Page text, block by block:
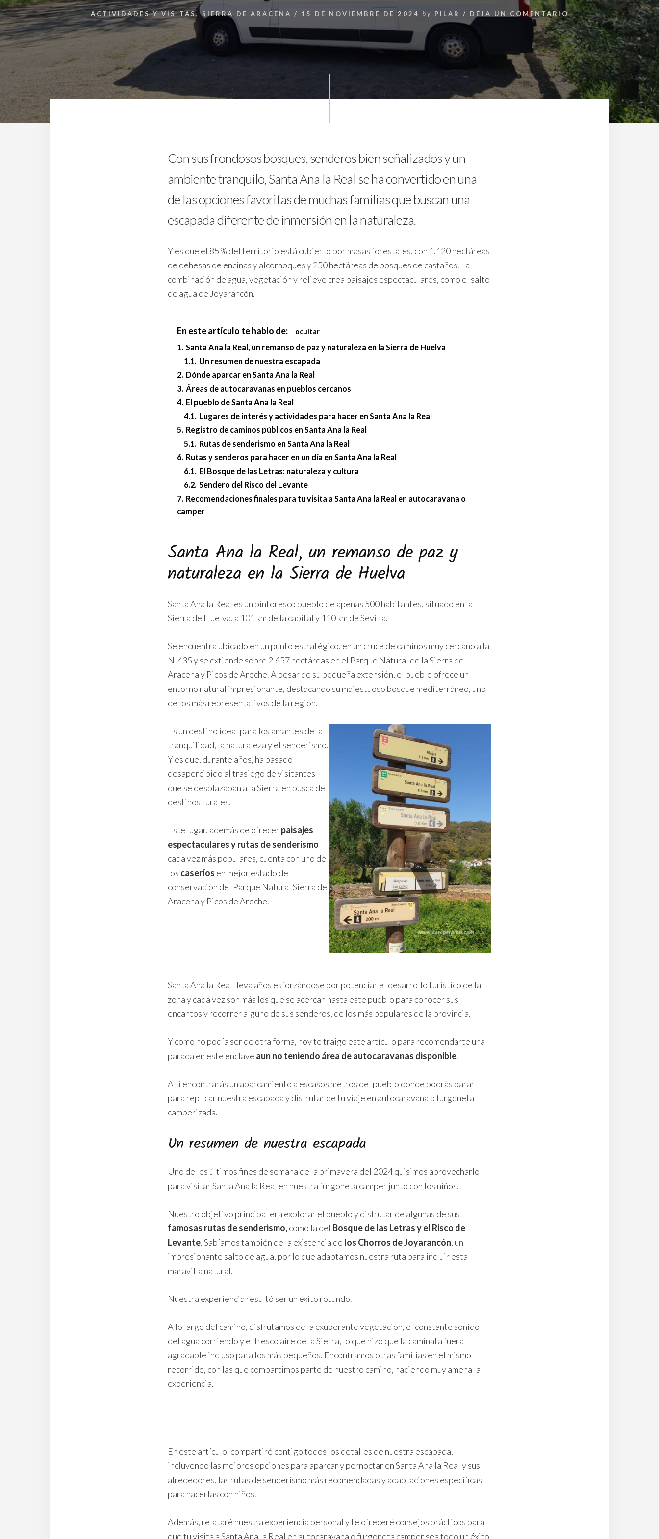
ACTIVIDADES Y VISITAS,SIERRA DE ARACENA / 15 DE NOVIEMBRE DE 2024 by PILAR / DEJA UN COMENTARIO
Con sus frondosos bosques, senderos bien señalizados y un
ambiente tranquilo, Santa Ana la Real se ha convertido en una
de las opciones favoritas de muchas familias que buscan una
escapada diferente de inmersión en la naturaleza.
Y es que el 85 % del territorio está cubierto por masas forestales, con 1.120 hectáreas
de dehesas de encinas y alcornoques y 250 hectáreas de bosques de castaños. La
combinación de agua, vegetación y relieve crea paisajes espectaculares, como el salto
de agua de Joyarancón.
En este artículo te hablo de: ocultar
1. Santa Ana la Real, un remanso de paz y naturaleza en la Sierra de Huelva
1.1. Un resumen de nuestra escapada
2. Dónde aparcar en Santa Ana la Real
3. Áreas de autocaravanas en pueblos cercanos
4. El pueblo de Santa Ana la Real
4.1. Lugares de interés y actividades para hacer en Santa Ana la Real
5. Registro de caminos públicos en Santa Ana la Real
5.1. Rutas de senderismo en Santa Ana la Real
6. Rutas y senderos para hacer en un día en Santa Ana la Real
6.1. El Bosque de las Letras: naturaleza y cultura
6.2. Sendero del Risco del Levante
7. Recomendaciones finales para tu visita a Santa Ana la Real en autocaravana o
camper
Santa Ana la Real, un remanso de paz y
naturaleza en la Sierra de Huelva
Santa Ana la Real es un pintoresco pueblo de apenas 500 habitantes, situado en la
Sierra de Huelva, a 101 km de la capital y 110 km de Sevilla.
Se encuentra ubicado en un punto estratégico, en un cruce de caminos muy cercano a la
N-435 y se extiende sobre 2.657 hectáreas en el Parque Natural de la Sierra de
Aracena y Picos de Aroche. A pesar de su pequeña extensión, el pueblo ofrece un
entorno natural impresionante, destacando su majestuoso bosque mediterráneo, uno
de los más representativos de la región.
Es un destino ideal para los amantes de la
tranquilidad, la naturaleza y el senderismo.
Y es que, durante años, ha pasado
desapercibido al trasiego de visitantes
que se desplazaban a la Sierra en busca de
destinos rurales.
Este lugar, además de ofrecerpaisajes
espectaculares y rutas de senderismo
cada vez más populares, cuenta con uno de
los caseríos en mejor estado de
conservación del Parque Natural Sierra de
Aracena y Picos de Aroche.
Santa Ana la Real lleva años esforzándose por potenciar el desarrollo turístico de la
zona y cada vez son más los que se acercan hasta este pueblo para conocer sus
encantos y recorrer alguno de sus senderos, de los más populares de la provincia.
Y como no podía ser de otra forma, hoy te traigo este artículo para recomendarte una
parada en este enclave aun no teniendo área de autocaravanas disponible.
Allí encontrarás un aparcamiento a escasos metros del pueblo donde podrás parar
para replicar nuestra escapada y disfrutar de tu viaje en autocaravana o furgoneta
camperizada.
Un resumen de nuestra escapada
Uno de los últimos fines de semana de la primavera del 2024 quisimos aprovecharlo
para visitar Santa Ana la Real en nuestra furgoneta camper junto con los niños.
Nuestro objetivo principal era explorar el pueblo y disfrutar de algunas de sus
famosas rutas de senderismo,como la del Bosque de las Letras y el Risco de
Levante. Sabíamos también de la existencia de los Chorros de Joyarancón, un
impresionante salto de agua, por lo que adaptamos nuestra ruta para incluir esta
maravilla natural.
Nuestra experiencia resultó ser un éxito rotundo.
A lo largo del camino, disfrutamos de la exuberante vegetación, el constante sonido
del agua corriendo y el fresco aire de la Sierra, lo que hizo que la caminata fuera
agradable incluso para los más pequeños. Encontramos otras familias en el mismo
recorrido, con las que compartimos parte de nuestro camino, haciendo muy amena la
experiencia.
En este artículo, compartiré contigo todos los detalles de nuestra escapada,
incluyendo las mejores opciones para aparcar y pernoctar en Santa Ana la Real y sus
alrededores, las rutas de senderismo más recomendadas y adaptaciones específicas
para hacerlas con niños.
Además, relataré nuestra experiencia personal y te ofreceré consejos prácticos para
que tu visita a Santa Ana la Real en autocaravana o furgoneta camper sea todo un éxito.